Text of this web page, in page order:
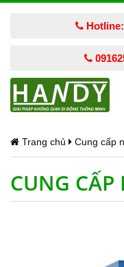
Hotline:
Trang chủ Cung cấp
CUNG CẤP